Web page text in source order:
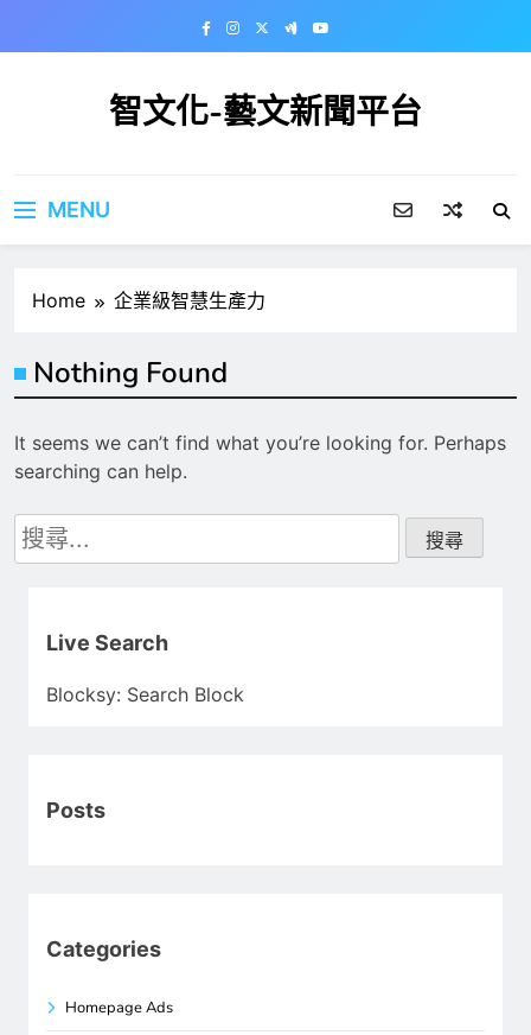
智文化-藝文新聞平台
MENU
Home 企業級智慧生產力
Nothing Found
It seems we can’t find what you’re looking for. Perhaps
searching can help.
搜
尋
Live Search
Blocksy: Search Block
Posts
Categories
Homepage Ads